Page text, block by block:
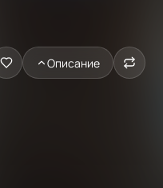
Описание